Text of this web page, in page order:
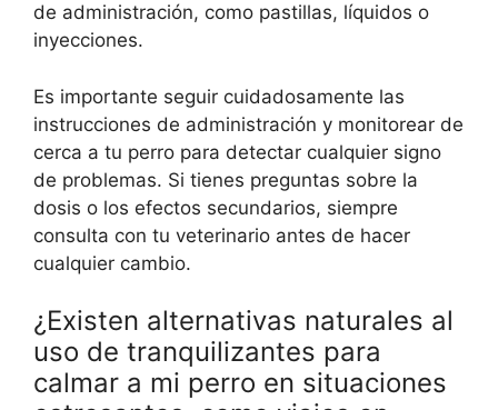
de administración, como pastillas, líquidos o
inyecciones.
Es importante seguir cuidadosamente las
instrucciones de administración y monitorear de
cerca a tu perro para detectar cualquier signo
de problemas. Si tienes preguntas sobre la
dosis o los efectos secundarios, siempre
consulta con tu veterinario antes de hacer
cualquier cambio.
¿Existen alternativas naturales al
uso de tranquilizantes para
calmar a mi perro en situaciones